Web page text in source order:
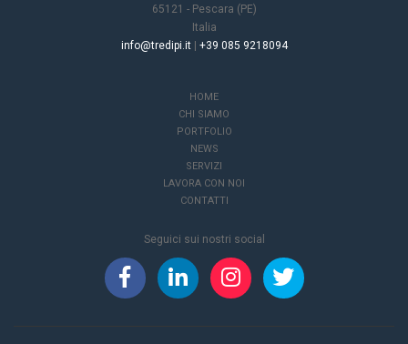
65121 - Pescara (PE)
Italia
info@tredipi.it| +39 085 9218094
HOME
CHI SIAMO
PORTFOLIO
NEWS
SERVIZI
LAVORA CON NOI
CONTATTI
Seguici sui nostri social